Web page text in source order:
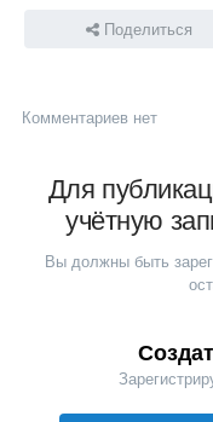
Поделиться
Комментариев нет
Для
учётную
Вы должны быть